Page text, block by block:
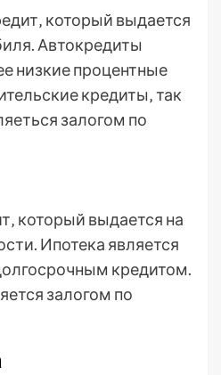
который выдается
Автокредиты
низкие процентные
кредиты‚ так
залогом по
который выдается на
Ипотека является
кредитом.
залогом по